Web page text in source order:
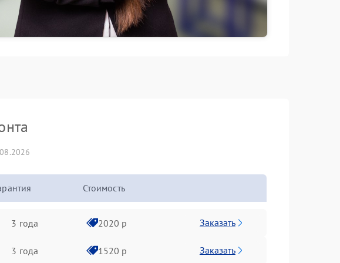
Стоимость
3 года 2020 р Заказать
3 года 1520 р Заказать